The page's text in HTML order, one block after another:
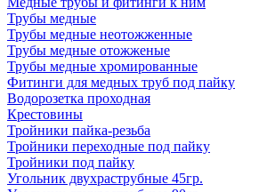
Трубы медные
Трубы медные неотожженные
Трубы медные отожженые
Трубы медные хромированные
Фитинги для медных труб под пайку
Водорозетка проходная
Крестовины
Тройники пайка-резьба
Тройники переходные под пайку
Тройники под пайку
Угольник двухраструбные 45гр.